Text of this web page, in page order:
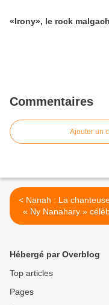
«Irony», le rock
Commentaires
Ajouter un
< Nanah : La chanteuse de
« Ny Nanahary »
ses cinquante ans de
Hébergé par Overblog
Top articles
Pages